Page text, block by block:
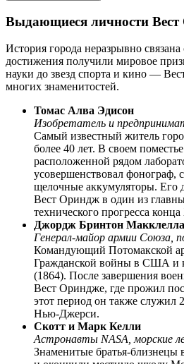
Выдающиеся личности
История города неразрывно
достижения получили мировое
науки до звезд спорта и кино —
многих знаменитостей.
Томас Алва Эдисон
Изобретатель и
Самый известный житель
более 40 лет. В своем
расположенной рядом
усовершенствовал фонограф,
щелочные аккумуляторы. Его
Вест Ориндж в один из
технического прогресса
Джордж Бринтон
Генерал-майор армии Союза,
Командующий Потомакской
Гражданской войны в США и
(1864). После завершения
Вест Ориндже, где прожил
этот период он также служил
Нью-Джерси.
Скотт и Марк Келли
Астронавты NASA, морские
Знаменитые братья-